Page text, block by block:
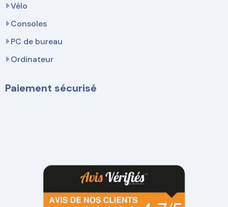
Vélo
Consoles
PC de bureau
Ordinateur
Paiement sécurisé